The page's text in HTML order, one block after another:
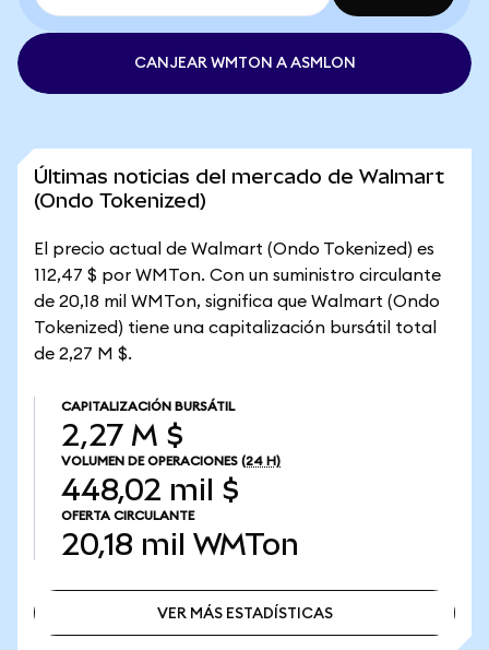
CANJEAR WMTON A ASMLON
Últimas noticias del mercado de Walmart
(Ondo Tokenized)
El precio actual de Walmart (Ondo Tokenized) es
112,47 $ por WMTon. Con un suministro circulante
de 20,18 mil WMTon, significa que Walmart (Ondo
Tokenized) tiene una capitalización bursátil total
de 2,27 M $.
CAPITALIZACIÓN BURSÁTIL
2,27 M $
VOLUMEN DE OPERACIONES (24 H)
448,02 mil $
OFERTA CIRCULANTE
20,18 mil WMTon
VER MÁS ESTADÍSTICAS